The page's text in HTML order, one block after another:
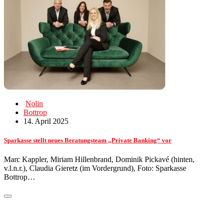
Nolin
Bottrop
14. April 2025
Sparkasse stellt neues Beratungsteam „Private Banking“ vor
Marc Kappler, Miriam Hillenbrand, Dominik Pickavé (hinten,
v.l.n.r.), Claudia Gieretz (im Vordergrund), Foto: Sparkasse
Bottrop…